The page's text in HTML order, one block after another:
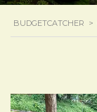
BUDGETCATCHER >